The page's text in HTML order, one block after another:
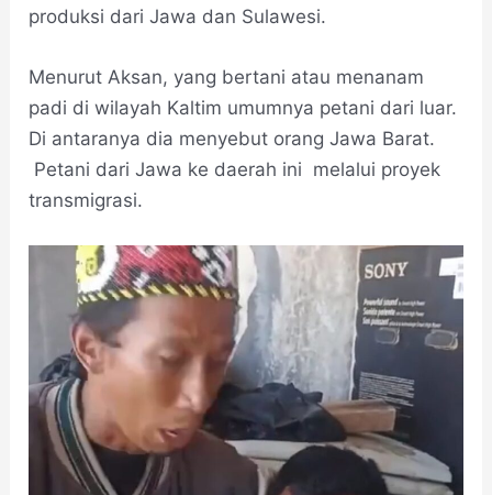
produksi dari Jawa dan Sulawesi.
Menurut Aksan, yang bertani atau menanam
padi di wilayah Kaltim umumnya petani dari luar.
Di antaranya dia menyebut orang Jawa Barat.
Petani dari Jawa ke daerah ini melalui proyek
transmigrasi.